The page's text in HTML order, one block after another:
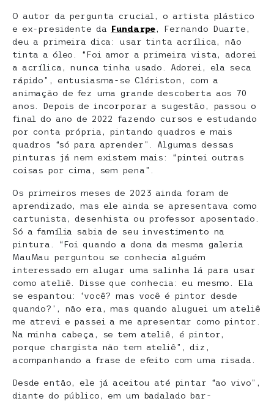
O autor da pergunta crucial, o artista plástico
e ex-presidente da
Fundarpe, Fernando Duarte,
deu a primeira dica: usar tinta acrílica, não
tinta a óleo. “Foi amor a primeira vista, adorei
a acrílica, nunca tinha usado. Adorei, ela seca
rápido”, entusiasma-se Clériston, com a
animação de fez uma grande descoberta aos 70
anos. Depois de incorporar a sugestão, passou o
final do ano de 2022 fazendo cursos e estudando
por conta própria, pintando quadros e mais
quadros “só para aprender”. Algumas dessas
pinturas já nem existem mais: “pintei outras
coisas por cima, sem pena”.
Os primeiros meses de 2023 ainda foram de
aprendizado, mas ele ainda se apresentava como
cartunista, desenhista ou professor aposentado.
Só a família sabia de seu investimento na
pintura. “Foi quando a dona da mesma galeria
MauMau perguntou se conhecia alguém
interessado em alugar uma salinha lá para usar
como ateliê. Disse que conhecia: eu mesmo. Ela
se espantou: ‘você? mas você é pintor desde
quando?’, não era, mas quando aluguei um ateliê
me atrevi e passei a me apresentar como pintor.
Na minha cabeça, se tem ateliê, é pintor,
porque chargista não tem ateliê”, diz,
acompanhando a frase de efeito com uma risada.
Desde então, ele já aceitou até pintar “ao vivo”,
diante do público, em um badalado bar-